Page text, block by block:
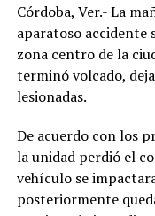
Córdoba, Ver.- La
aparatoso accidente
zona centro de la
terminó volcado,
lesionadas.
De acuerdo con los
la unidad perdió el
vehículo se
posteriormente